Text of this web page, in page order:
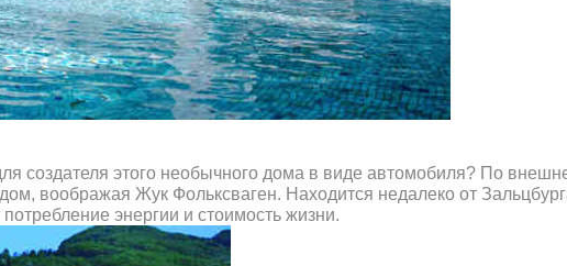
создателя этого необычного дома в виде автомобиля? По
воображая Жук Фольксваген. Находится недалеко от
энергии и стоимость жизни.